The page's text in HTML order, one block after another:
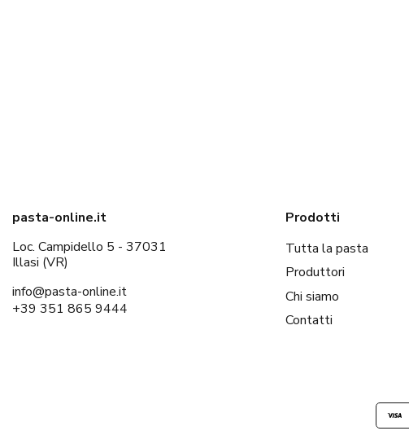
pasta-online.it
Loc. Campidello 5 - 37031
Illasi (VR)
info@pasta-online.it
+39 351 865 9444
Prodotti
Tutta la pasta
Produttori
Chi siamo
Contatti